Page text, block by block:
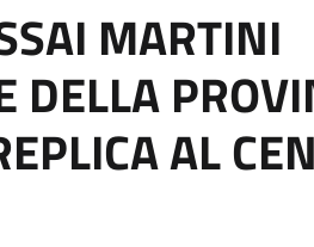
MARTINI
DELLA
AL